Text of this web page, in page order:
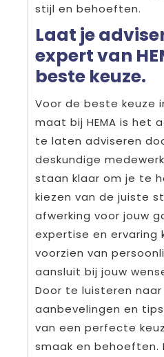
stijl en behoeften.
Laat je
expert van
beste keuze.
Voor de beste keuze
maat bij HEMA is het
te laten adviseren
deskundige
staan klaar om je te
kiezen van de juiste
afwerking voor jouw
expertise en ervaring
voorzien van
aansluit bij jouw
Door te luisteren naar
aanbevelingen en
van een perfecte
smaak en behoeften.